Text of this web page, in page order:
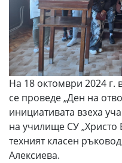
На 18 октомври 2024 г.
се проведе „Ден на
инициативата взеха
на училище СУ „Христо
техният класен
Алексиева.